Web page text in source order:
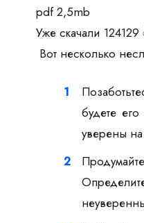
pdf 2,5mb
Уже скачали 124129
Вот несколько
будете
уверены